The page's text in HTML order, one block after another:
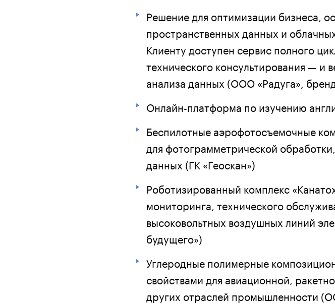
Решение для оптимизации бизнеса,
пространственных данных и
Клиенту доступен сервис полного
технического консультирования — и
анализа данных (ООО «Радуга»,
Онлайн-платформа по изучению
Беспилотные аэрофотосъемочные
для фотограмметрической
данных (ГК «Геоскан»)
Роботизированный комплекс
мониторинга, технического
высоковольтных воздушных линий
будущего»)
Углеродные полимерные
свойствами для авиационной,
других отраслей промышленности